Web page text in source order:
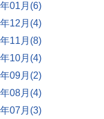
01月(6)
12月(4)
11月(8)
10月(4)
09月(2)
08月(4)
07月(3)